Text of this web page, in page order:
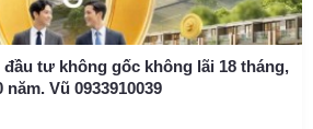
tư không gốc không lãi 18 tháng,
Vũ 0933910039